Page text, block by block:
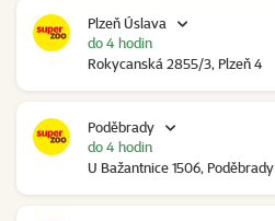
Plzeň Úslava
Rokycanská 2855/3, Plzeň 4
do 4 hodin
Poděbrady
U Bažantnice 1506, Poděbrady
do 4 hodin